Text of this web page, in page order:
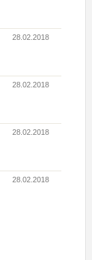
28.02.2018
28.02.2018
28.02.2018
28.02.2018